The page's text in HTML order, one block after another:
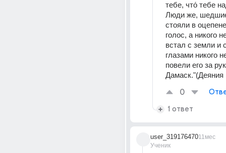
тебе, что́ тебе
Люди же,
стояли в
голос, а никого
встал с земли и
глазами никого
повели его за
Дамаск."(Деяния
0
1 ответ
user_319176470
Ученик
11мес